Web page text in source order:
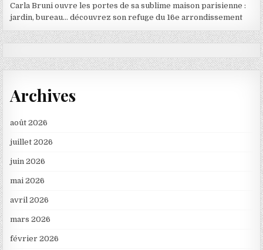
Carla Bruni ouvre les portes de sa sublime maison parisienne :
jardin, bureau… découvrez son refuge du 16e arrondissement
Archives
août 2026
juillet 2026
juin 2026
mai 2026
avril 2026
mars 2026
février 2026